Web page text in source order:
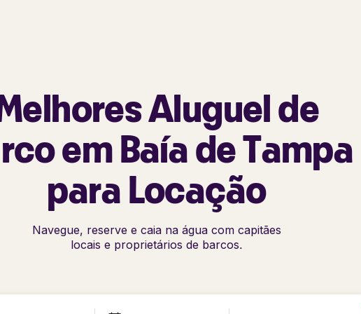
Aluguel de
em Baía de Tampa
para Locação
Navegue, reserve e caia na água com capitães
locais e proprietários de barcos.